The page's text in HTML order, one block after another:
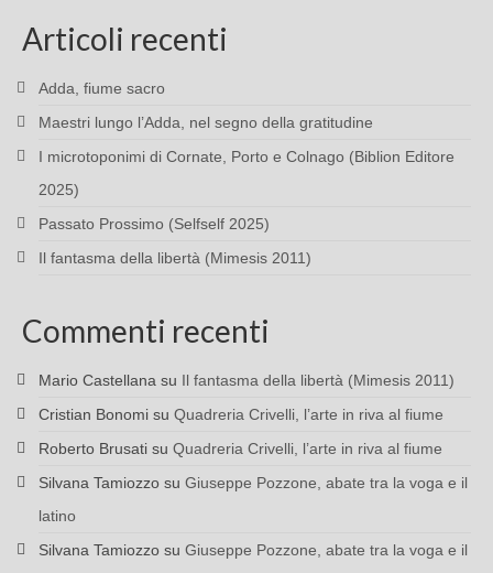
Articoli recenti
Adda, fiume sacro
Maestri lungo l’Adda, nel segno della gratitudine
I microtoponimi di Cornate, Porto e Colnago (Biblion Editore
2025)
Passato Prossimo (Selfself 2025)
Il fantasma della libertà (Mimesis 2011)
Commenti recenti
Mario Castellana su Il fantasma della libertà (Mimesis 2011)
Cristian Bonomi su Quadreria Crivelli, l’arte in riva al fiume
Roberto Brusati su Quadreria Crivelli, l’arte in riva al fiume
Silvana Tamiozzo su Giuseppe Pozzone, abate tra la voga e il
latino
Silvana Tamiozzo su Giuseppe Pozzone, abate tra la voga e il